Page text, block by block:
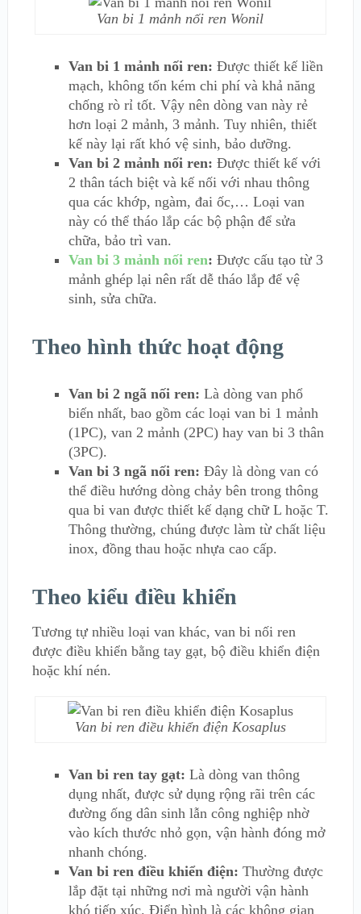
Van bi 1 mảnh nối ren Wonil
Van bi 1 mảnh nối ren: Được thiết kế liền
mạch, không tốn kém chi phí và khả năng
chống rò rỉ tốt. Vậy nên dòng van này rẻ
hơn loại 2 mảnh, 3 mảnh. Tuy nhiên, thiết
kế này lại rất khó vệ sinh, bảo dưỡng.
Van bi 2 mảnh nối ren: Được thiết kế với
2 thân tách biệt và kế nối với nhau thông
qua các khớp, ngàm, đai ốc,… Loại van
này có thể tháo lắp các bộ phận để sửa
chữa, bảo trì van.
Van bi 3 mảnh nối ren: Được cấu tạo từ 3
mảnh ghép lại nên rất dễ tháo lắp để vệ
sinh, sửa chữa.
Theo hình thức hoạt động
Van bi 2 ngã nối ren: Là dòng van phổ
biến nhất, bao gồm các loại van bi 1 mảnh
(1PC), van 2 mảnh (2PC) hay van bi 3 thân
(3PC).
Van bi 3 ngã nối ren: Đây là dòng van có
thể điều hướng dòng chảy bên trong thông
qua bi van được thiết kế dạng chữ L hoặc T.
Thông thường, chúng được làm từ chất liệu
inox, đồng thau hoặc nhựa cao cấp.
Theo kiểu điều khiển
Tương tự nhiều loại van khác, van bi nối ren
được điều khiển bằng tay gạt, bộ điều khiển điện
hoặc khí nén.
Van bi ren điều khiển điện Kosaplus
Van bi ren tay gạt: Là dòng van thông
dụng nhất, được sử dụng rộng rãi trên các
đường ống dân sinh lẫn công nghiệp nhờ
vào kích thước nhỏ gọn, vận hành đóng mở
nhanh chóng.
Van bi ren điều khiển điện: Thường được
lắp đặt tại những nơi mà người vận hành
khó tiếp xúc. Điển hình là các không gian